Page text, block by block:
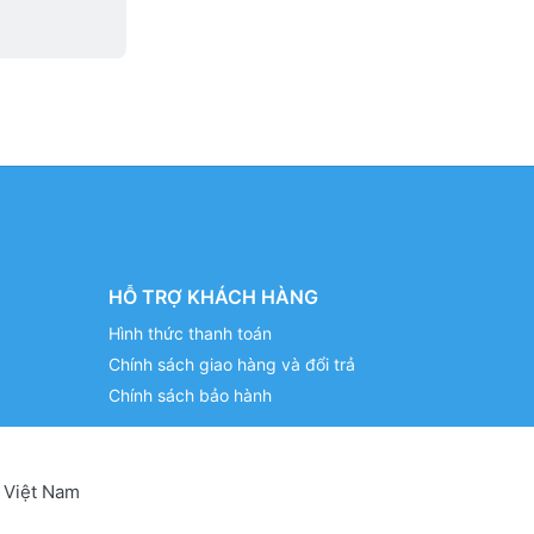
HỖ TRỢ KHÁCH HÀNG
Hình thức thanh toán
Chính sách giao hàng và đổi trả
Chính sách bảo hành
Nam